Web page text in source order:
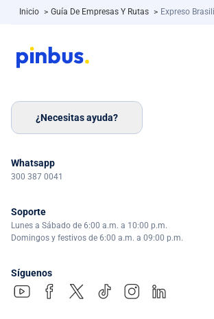
Inicio > Guía De Empresas Y Rutas > Expreso
¿Necesitas ayuda?
Whatsapp
300 387 0041
Soporte
Lunes a Sábado de 6:00 a.m. a 10:00 p.m.
Domingos y festivos de 6:00 a.m. a 09:00 p.m.
Síguenos